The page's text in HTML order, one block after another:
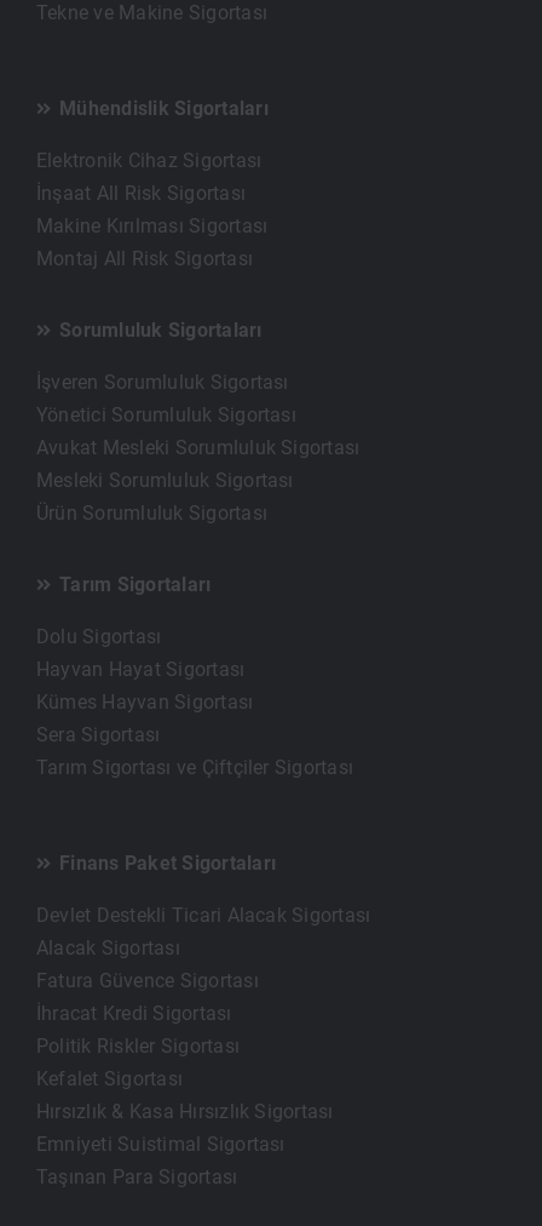
Tekne ve Makine Sigortası
Mühendislik Sigortaları
Elektronik Cihaz Sigortası
İnşaat All Risk Sigortası
Makine Kırılması Sigortası
Montaj All Risk Sigortası
Sorumluluk Sigortaları
İşveren Sorumluluk Sigortası
Yönetici Sorumluluk Sigortası
Avukat Mesleki Sorumluluk Sigortası
Mesleki Sorumluluk Sigortası
Ürün Sorumluluk Sigortası
Tarım Sigortaları
Dolu Sigortası
Hayvan Hayat Sigortası
Kümes Hayvan Sigortası
Sera Sigortası
Tarım Sigortası ve Çiftçiler Sigortası
Finans Paket Sigortaları
Devlet Destekli Ticari Alacak Sigortası
Alacak Sigortası
Fatura Güvence Sigortası
İhracat Kredi Sigortası
Politik Riskler Sigortası
Kefalet Sigortası
Hırsızlık & Kasa Hırsızlık Sigortası
Emniyeti Suistimal Sigortası
Taşınan Para Sigortası